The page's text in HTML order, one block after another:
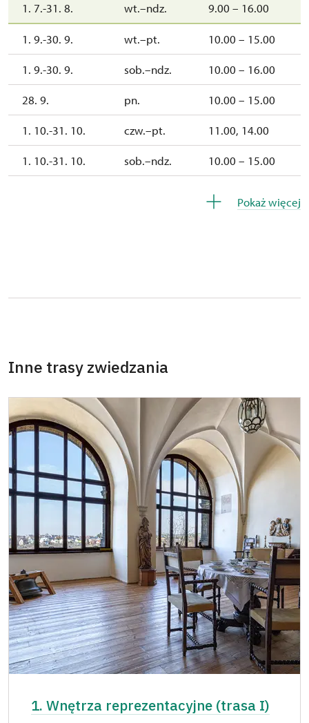
1. 7.-31. 8. wt.–ndz. 9.00 – 16.00
1. 9.-30. 9. wt.–pt. 10.00 – 15.00
1. 9.-30. 9. sob.–ndz. 10.00 – 16.00
28. 9. pn. 10.00 – 15.00
1. 10.-31. 10. czw.–pt. 11.00, 14.00
1. 10.-31. 10. sob.–ndz. 10.00 – 15.00
10.00 – 15.00
Pokaż więcej
Inne trasy zwiedzania
1. Wnętrza reprezentacyjne (trasa I)